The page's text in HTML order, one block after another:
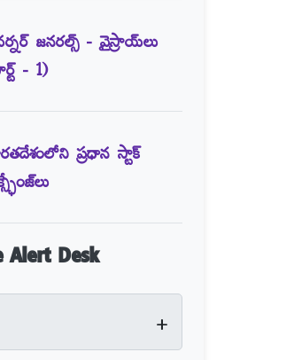
జనరల్స్‌ - వైస్రాయ్‌లు
- 1)
ప్రధాన స్టాక్‌
Alert Desk
+